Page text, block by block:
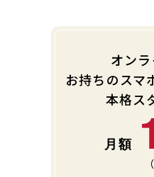
オン
お持ちのスマ
本格ス